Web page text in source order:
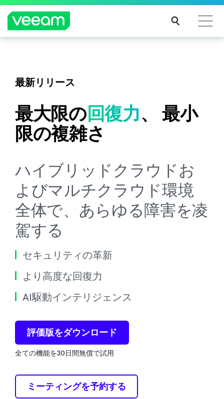
続き
む
ットフォーム。フルコントロール。
今すぐ詳細を見る
最新リリース
最大限の回復力、 最小
限の複雑さ
ハイブリッドクラウドお
よびマルチクラウド環境
全体で、あらゆる障害を凌
駕する
セキュリティの革新
より高度な回復力
AI駆動インテリジェンス
評価版をダウンロード
全ての機能を30日間無償で試用
ミーティングを予約する